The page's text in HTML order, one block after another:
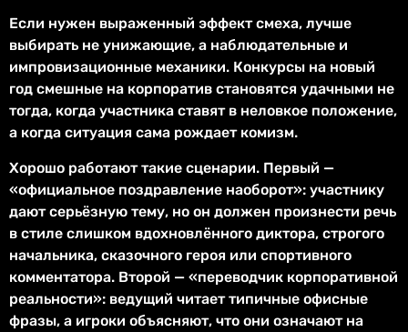
Если нужен выраженный эффект смеха, лучше
выбирать не унижающие, а наблюдательные и
импровизационные механики. Конкурсы на новый
год смешные на корпоратив становятся удачными не
тогда, когда участника ставят в неловкое положение,
а когда ситуация сама рождает комизм.
Хорошо работают такие сценарии. Первый —
«официальное поздравление наоборот»: участнику
дают серьёзную тему, но он должен произнести речь
в стиле слишком вдохновлённого диктора, строгого
начальника, сказочного героя или спортивного
комментатора. Второй — «переводчик корпоративной
реальности»: ведущий читает типичные офисные
фразы, а игроки объясняют, что они означают на